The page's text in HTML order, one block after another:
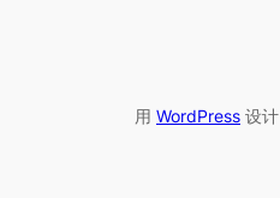
用 WordPress 设计